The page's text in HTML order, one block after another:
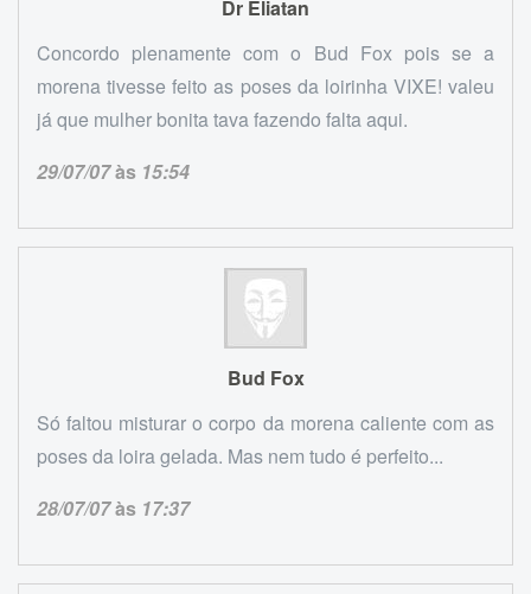
Dr Eliatan
Concordo plenamente com o Bud Fox pois se a
morena tivesse feito as poses da loirinha VIXE! valeu
já que mulher bonita tava fazendo falta aqui.
29/07/07às 15:54
Bud Fox
Só faltou misturar o corpo da morena caliente com as
poses da loira gelada. Mas nem tudo é perfeito...
28/07/07às 17:37